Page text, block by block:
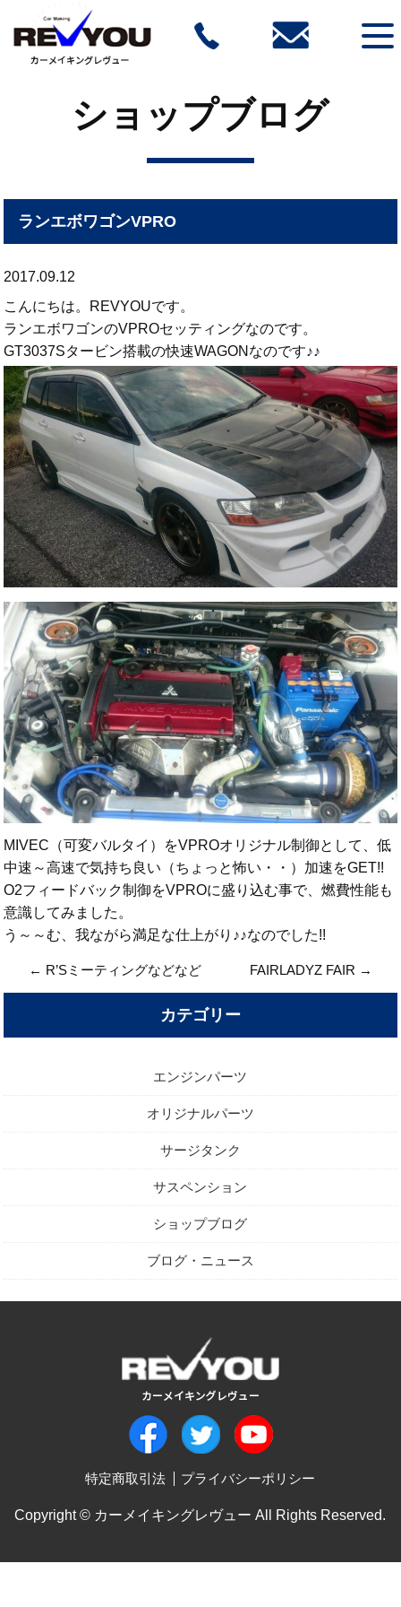
ショップブログ
ランエボワゴンVPRO
2017.09.12
こんにちは。REVYOUです。
ランエボワゴンのVPROセッティングなのです。
GT3037Sタービン搭載の快速WAGONなのです♪♪
MIVEC（可変バルタイ）をVPROオリジナル制御として、低
中速～高速で気持ち良い（ちょっと怖い・・）加速をGET!!
O2フィードバック制御をVPROに盛り込む事で、燃費性能も
意識してみました。
う～～む、我ながら満足な仕上がり♪♪なのでした!!
← R’Sミーティングなどなど FAIRLADYZ FAIR →
カテゴリー
エンジンパーツ
オリジナルパーツ
サージタンク
サスペンション
ショップブログ
ブログ・ニュース
特定商取引法 プライバシーポリシー
Copyright © カーメイキングレヴュー All Rights Reserved.